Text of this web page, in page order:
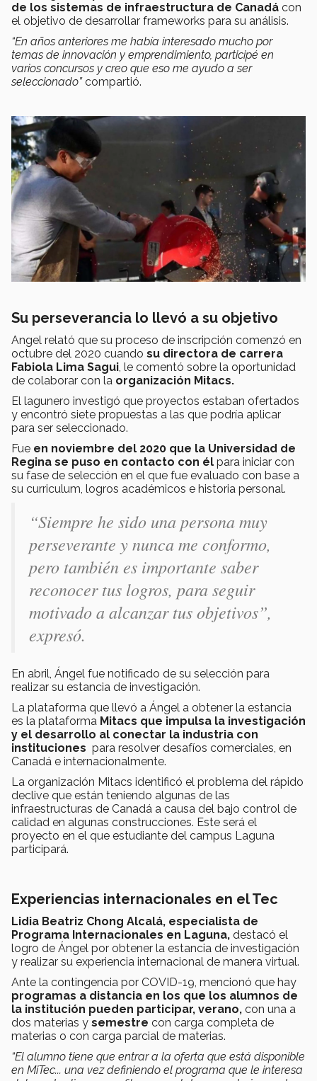
de los sistemas de infraestructura de Canadá con
el objetivo de desarrollar frameworks para su análisis.
“En años anteriores me había interesado mucho por
temas de innovación y emprendimiento, participé en
varios concursos y creo que eso me ayudo a ser
seleccionado”compartió.
Su perseverancia lo llevó a su objetivo
Angel relató que su proceso de inscripción comenzó en
octubre del 2020 cuando su directora de carrera
Fabiola Lima Sagui , le comentó sobre la oportunidad
de colaborar con la organización Mitacs.
El lagunero investigó que proyectos estaban ofertados
y encontró siete propuestas a las que podría aplicar
para ser seleccionado.
Fue en noviembre del 2020 que la Universidad de
Regina se puso en contacto con él para iniciar con
su fase de selección en el que fue evaluado con base a
su curriculum, logros académicos e historia personal.
“Siempre he sido una persona muy
perseverante y nunca me conformo,
pero también es importante saber
reconocer tus logros, para seguir
motivado a alcanzar tus objetivos”,
expresó.
En abril, Ángel fue notificado de su selección para
realizar su estancia de investigación.
La plataforma que llevó a Ángel a obtener la estancia
es la plataforma Mitacs que impulsa la investigación
y el desarrollo al conectar la industria con
instituciones para resolver desafíos comerciales, en
Canadá e internacionalmente.
La organización Mitacs identificó el problema del rápido
declive que están teniendo algunas de las
infraestructuras de Canadá a causa del bajo control de
calidad en algunas construcciones. Este será el
proyecto en el que estudiante del campus Laguna
participará.
Experiencias internacionales en el Tec
Lidia Beatriz Chong Alcalá, especialista de
Programa Internacionales en Laguna, destacó el
logro de Ángel por obtener la estancia de investigación
y realizar su experiencia internacional de manera virtual.
Ante la contingencia por COVID-19, mencionó que hay
programas a distancia en los que los alumnos de
la institución pueden participar, verano, con una a
dos materias y semestre con carga completa de
materias o con carga parcial de materias.
“El alumno tiene que entrar a la oferta que está disponible
en MiTec... una vez definiendo el programa que le interesa